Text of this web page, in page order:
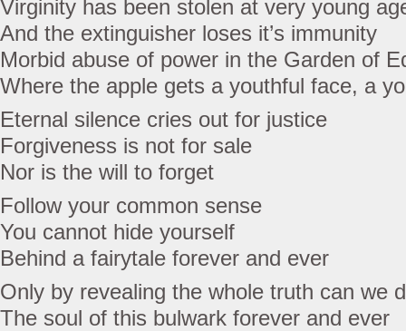
Virginity has been stolen at very young
And the extinguisher loses it’s immunity
Morbid abuse of power in the Garden of
Where the apple gets a youthful face, a
Eternal silence cries out for justice
Forgiveness is not for sale
Nor is the will to forget
Follow your common sense
You cannot hide yourself
Behind a fairytale forever and ever
Only by revealing the whole truth can we
The soul of this bulwark forever and ever